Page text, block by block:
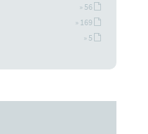
» 56
» 169
» 5